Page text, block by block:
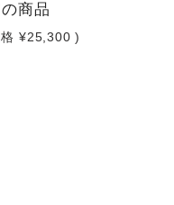
商品
¥25,300 )